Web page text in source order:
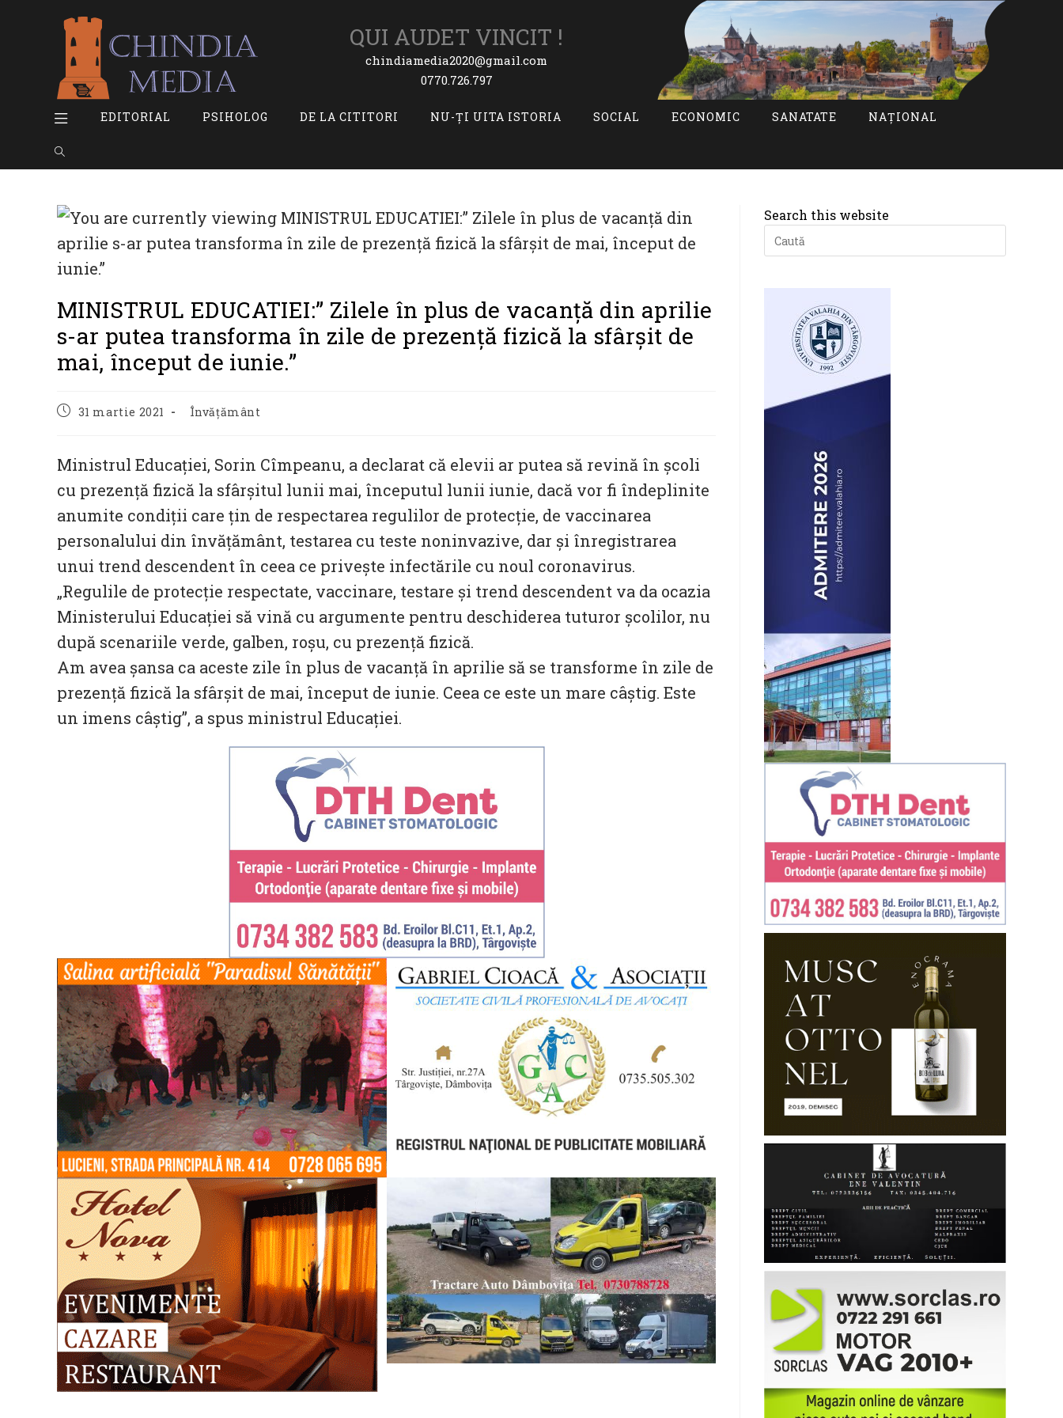
QUI AUDET VINCIT !
chindiamedia2020@gmail.com
0770.726.797
EDITORIAL PSIHOLOG DE LA CITITORI NU-ȚI UITA ISTORIA SOCIAL ECONOMIC SANATATE NAȚIONAL
Toggle
search
MINISTRUL EDUCATIEI:” Zilele în plus de vacanţă din aprilie
s-ar putea transforma în zile de prezenţă fizică la sfârşit de
mai, început de iunie.”
Post31 martie 2021
Post
Învățământ
Ministrul Educaţiei, Sorin Cîmpeanu, a declarat că elevii ar putea să revină în şcoli
cu prezenţă fizică la sfârşitul lunii mai, începutul lunii iunie, dacă vor fi îndeplinite
anumite condiţii care ţin de respectarea regulilor de protecţie, de vaccinarea
personalului din învăţământ, testarea cu teste noninvazive, dar şi înregistrarea
unui trend descendent în ceea ce priveşte infectările cu noul coronavirus.
„Regulile de protecţie respectate, vaccinare, testare şi trend descendent va da ocazia
Ministerului Educaţiei să vină cu argumente pentru deschiderea tuturor şcolilor, nu
după scenariile verde, galben, roşu, cu prezenţă fizică.
Am avea şansa ca aceste zile în plus de vacanţă în aprilie să se transforme în zile de
prezenţă fizică la sfârşit de mai, început de iunie. Ceea ce este un mare câştig. Este
un imens câştig”, a spus ministrul Educaţiei.
Search this website